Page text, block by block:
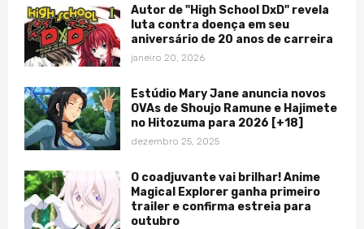
Autor de "High School DxD" revela
luta contra doença em seu
aniversário de 20 anos de carreira
janeiro 20, 2026
Estúdio Mary Jane anuncia novos
OVAs de Shoujo Ramune e Hajimete
no Hitozuma para 2026 [+18]
dezembro 25, 2025
O coadjuvante vai brilhar! Anime
Magical Explorer ganha primeiro
trailer e confirma estreia para
outubro